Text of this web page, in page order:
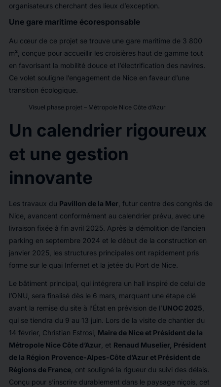
organisateurs cherchant des lieux d’exception.
Une gare maritime écoresponsable
Au cœur de ce projet se trouve une gare maritime de 3 800
m², conçue pour accueillir les croisières haut de gamme tout
en favorisant la mobilité douce et l’électrification des navires.
Ce volet souligne l’engagement de Nice en faveur d’une
transition écologique.
Visuel phase projet – Métropole Nice Côte d’Azur
Un calendrier rigoureux
et une gestion
innovante
Les travaux du Pavillon de la Mer, futur centre des congrès de
Nice, avancent conformément au calendrier prévu, avec une
livraison fixée à fin avril 2025. Après la démolition de l’ancien
parking en septembre 2024 et le début de la construction en
janvier 2025, les structures principales ont rapidement pris
forme sur le quai Infernet et la jetée du Port de Nice.
Le bâtiment principal, qui intégrera un hall inspiré de celui de
l’ONU, sera finalisé dès le 6 mars, marquant une étape clé
avant la remise du site à l’État en prévision de l’UNOC 2025,
qui se tiendra du 9 au 13 juin. Lors de la visite de chantier du
14 février, Christian Estrosi, Maire de Nice et Président de la
Métropole Nice Côte d’Azur, et Renaud Muselier, Président
de la Région Provence-Alpes-Côte d’Azur et Président de
Régions de France, ont souligné la rigueur du suivi des délais.
Conçu pour s’inscrire durablement dans le paysage niçois, cet